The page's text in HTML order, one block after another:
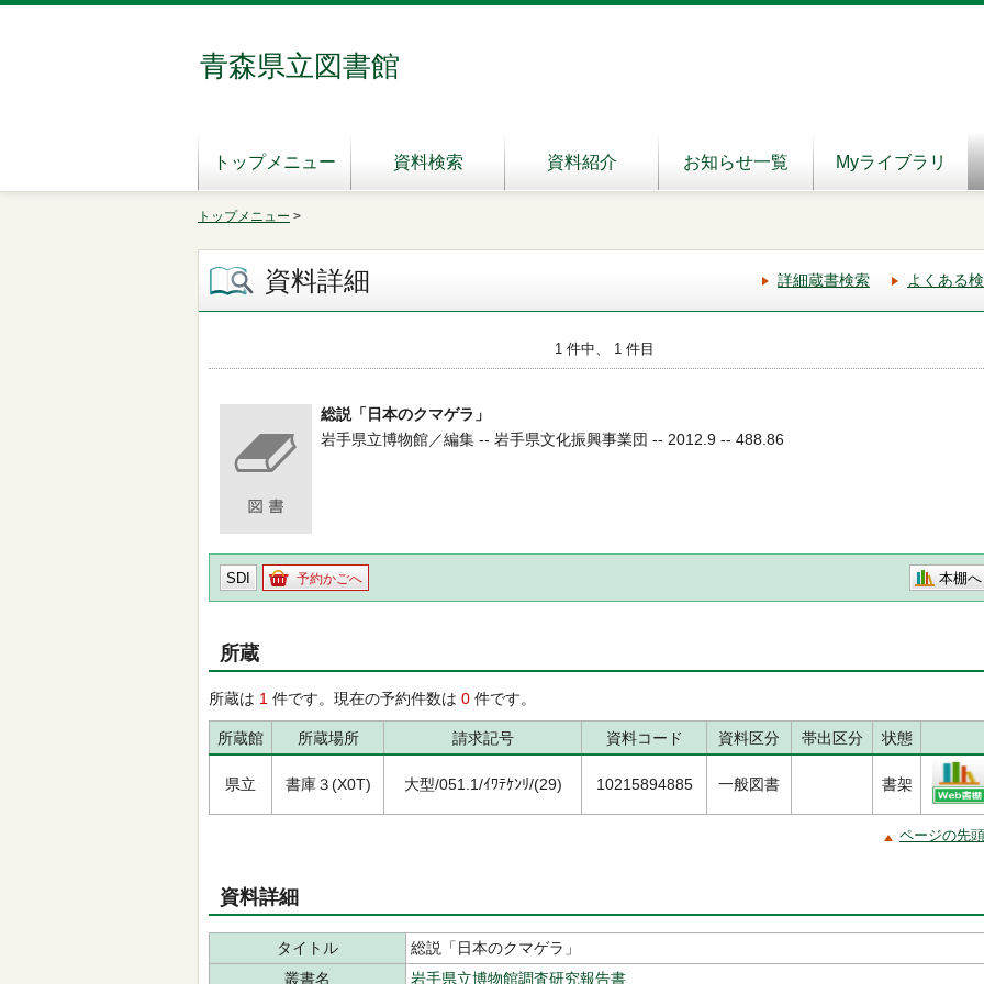
青森県立図書館
トップメニュー 資料検索 資料紹介 お知らせ一覧 Myライブラリ
トップメニュー >
資料詳細 詳細蔵書検索 よくある
1 件中、 1 件目
総説「日本のクマゲラ」
岩手県立博物館／編集 -- 岩手県文化振興事業団 -- 2012.9 -- 488.86
SDI 予約かごへ 本棚へ
所蔵
所蔵は 1 件です。現在の予約件数は 0 件です。
所蔵館 所蔵場所 請求記号 資料コード 資料区分 帯出区分 状態
県立 書庫３(X0T) 大型/051.1/ｲﾜﾃｹﾝﾘ/(29) 10215894885 一般図書 書架
ページの先
資料詳細
タイトル
総説「日本のクマゲラ」
叢書名
岩手県立博物館調査研究報告書